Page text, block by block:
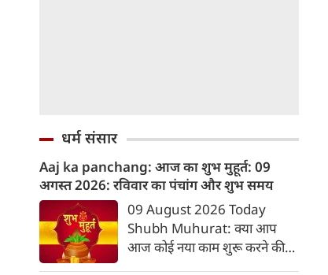
धर्म संसार
Aaj ka panchang: आज का शुभ मुहूर्त: 09
अगस्‍त 2026: रविवार का पंचांग और शुभ समय
09 August 2026 Today
Shubh Muhurat: क्या आप
आज कोई नया काम शुरू करने की